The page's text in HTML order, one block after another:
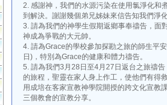
2. 感謝神，我們的水源污染在使用氯淨化和
到解決。謝謝幾個弟兄姊妹來信告知我們淨化
3. 請為我們的神學生假期返鄉事奉禱告，面
神成為爭戰的大元帥。
4. 請為Grace的學校參加探勘之旅的師生平
日)，特別為Grace的健康和體力禱告。
5. 請為我們3月28日至4月27日返台之旅禱告
的旅程，聖靈在家人身上作工，使他們有得
用成培在客家宣教神學院開授的跨文化宣教
三個教會的宣教分享。